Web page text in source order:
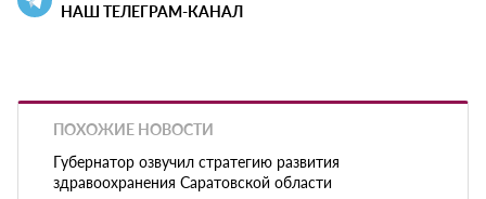
НАШ ТЕЛЕГРАМ-КАНАЛ
ПОХОЖИЕ НОВОСТИ
Губернатор озвучил стратегию развития
здравоохранения Саратовской области